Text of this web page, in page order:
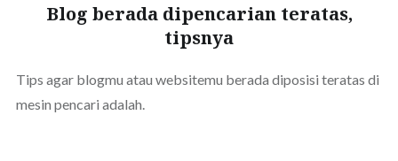
Blog berada dipencarian teratas,
tipsnya
Tips agar blogmu atau websitemu berada diposisi teratas di
mesin pencari adalah.